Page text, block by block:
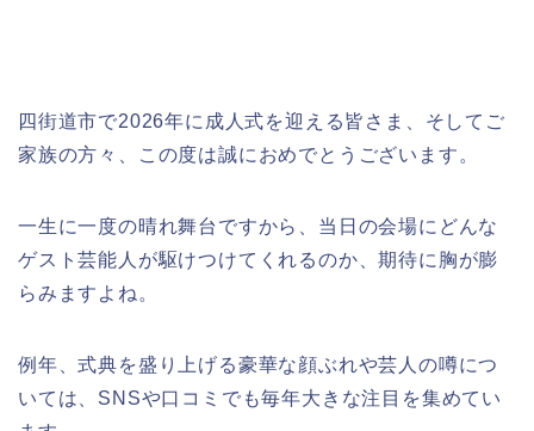
四街道市で2026年に成人式を迎える皆さま、そしてご
家族の方々、この度は誠におめでとうございます。
一生に一度の晴れ舞台ですから、当日の会場にどんな
ゲスト芸能人が駆けつけてくれるのか、期待に胸が膨
らみますよね。
例年、式典を盛り上げる豪華な顔ぶれや芸人の噂につ
いては、SNSや口コミでも毎年大きな注目を集めてい